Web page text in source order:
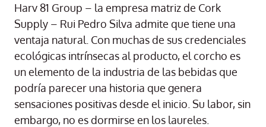
Harv 81 Group – la empresa matriz de Cork
Supply – Rui Pedro Silva admite que tiene una
ventaja natural. Con muchas de sus credenciales
ecológicas intrínsecas al producto, el corcho es
un elemento de la industria de las bebidas que
podría parecer una historia que genera
sensaciones positivas desde el inicio. Su labor, sin
embargo, no es dormirse en los laureles.